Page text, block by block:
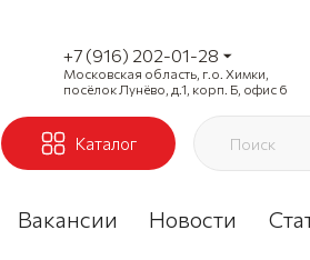
+7 (916) 202-01-28
Московская область, г.о. Химки,
посёлок Лунёво, д.1, корп. Б, офис 6
Каталог
Вакансии Новости